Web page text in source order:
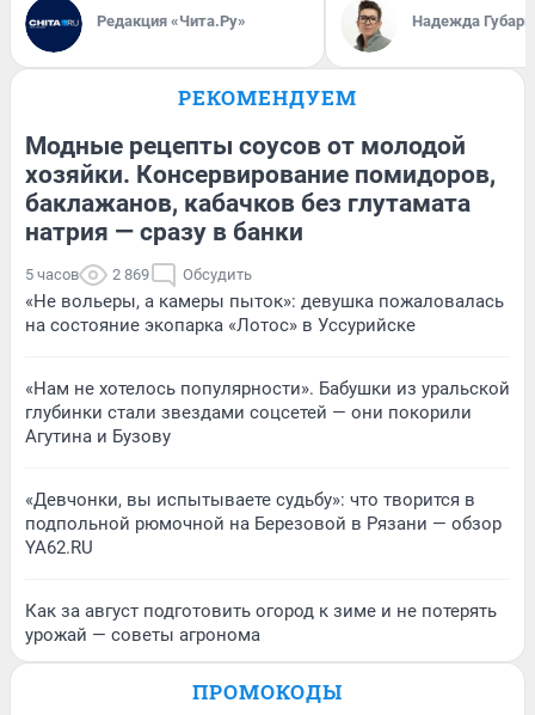
Редакция «Чита.Ру» Надежда Губарь
РЕКОМЕНДУЕМ
Модные рецепты соусов от молодой
хозяйки. Консервирование помидоров,
баклажанов, кабачков без глутамата
натрия — сразу в банки
5 часов 2 869 Обсудить
«Не вольеры, а камеры пыток»: девушка пожаловалась
на состояние экопарка «Лотос» в Уссурийске
«Нам не хотелось популярности». Бабушки из уральской
глубинки стали звездами соцсетей — они покорили
Агутина и Бузову
«Девчонки, вы испытываете судьбу»: что творится в
подпольной рюмочной на Березовой в Рязани — обзор
YA62.RU
Как за август подготовить огород к зиме и не потерять
урожай — советы агронома
ПРОМОКОДЫ